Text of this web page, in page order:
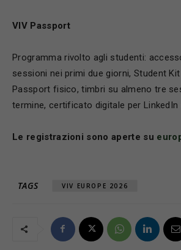
VIV Passport
Programma rivolto agli studenti:
sessioni nei primi due giorni, Student
Passport fisico, timbri su almeno tre
termine, certificato digitale per LinkedIn
Le registrazioni sono aperte su
TAGS VIV EUROPE 2026